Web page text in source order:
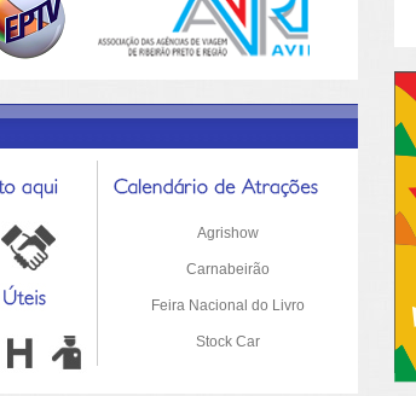
Agrishow
Carnabeirão
Feira Nacional do Livro
Stock Car